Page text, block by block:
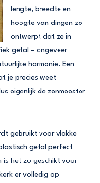
lengte, breedte en
hoogte van dingen zo
ontwerpt dat ze in
getal – ongeveer
harmonie. Een
je precies weet
eigenlijk de zenmeester
gebruikt voor vlakke
getal perfect
is het zo geschikt voor
er volledig op